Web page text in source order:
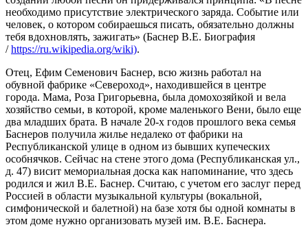
необходимо присутствие электрического заряда. Событие или
человек, о котором собираешься писать, обязательно должны
тебя вдохновлять, зажигать» (Баснер В.Е. Биография
/https://ru.wikipedia.org/wiki).
Отец, Ефим Семенович Баснер, всю жизнь работал на
обувной фабрике «Североход», находившейся в центре
города. Мама, Роза Григорьевна, была домохозяйкой и вела
хозяйство семьи, в которой, кроме маленького Вени, было еще
два младших брата. В начале 20-х годов прошлого века семья
Баснеров получила жилье недалеко от фабрики на
Республиканской улице в одном из бывших купеческих
особнячков. Сейчас на стене этого дома (Республиканская ул.,
д. 47) висит мемориальная доска как напоминание, что здесь
родился и жил В.Е. Баснер. Считаю, с учетом его заслуг перед
Россией в области музыкальной культуры (вокальной,
симфонической и балетной) на базе хотя бы одной комнаты в
этом доме нужно организовать музей им. В.Е. Баснера.